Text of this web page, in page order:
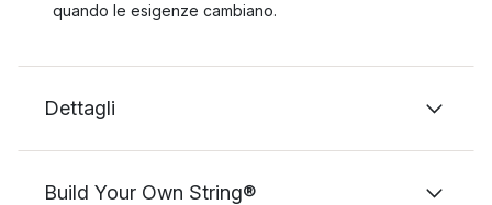
quando le esigenze cambiano.
Dettagli
Build Your Own String®